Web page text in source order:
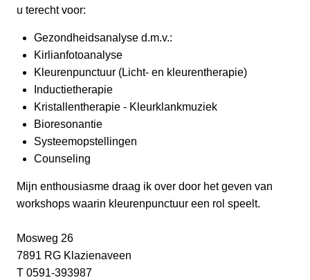
u terecht voor:
Gezondheidsanalyse d.m.v.:
Kirlianfotoanalyse
Kleurenpunctuur (Licht- en kleurentherapie)
Inductietherapie
Kristallentherapie - Kleurklankmuziek
Bioresonantie
Systeemopstellingen
Counseling
Mijn enthousiasme draag ik over door het geven van
workshops waarin kleurenpunctuur een rol speelt.
Mosweg 26
7891 RG Klazienaveen
T 0591-393987